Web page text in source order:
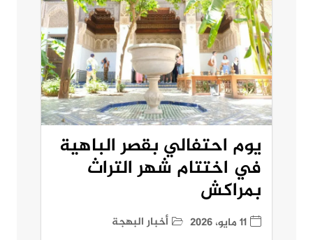
يوم احتفالي بقصر الباهية
في اختتام شهر التراث
بمراكش
11 مايو، 2026 أخبار البهجة